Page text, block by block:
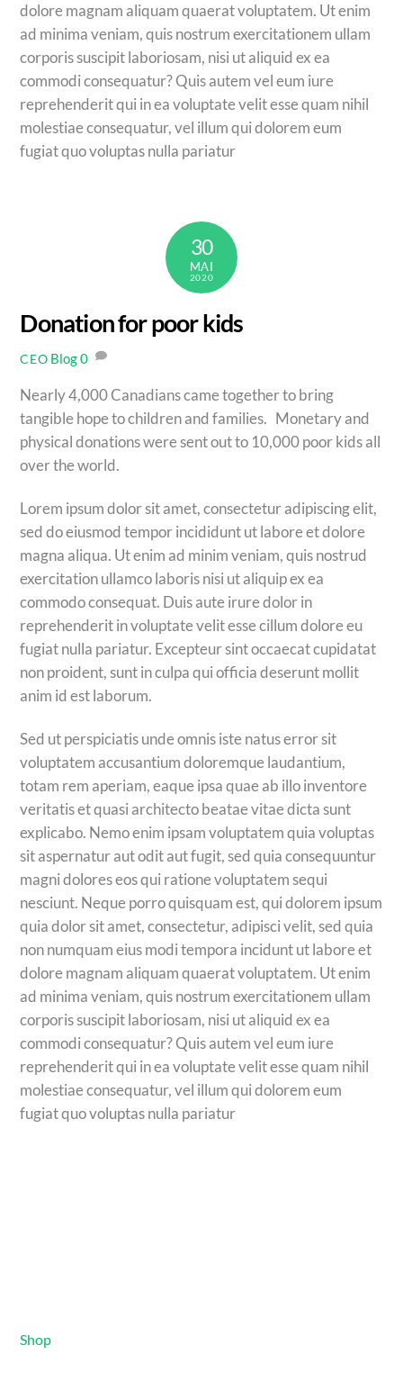
dolore magnam aliquam quaerat voluptatem. Ut enim
ad minima veniam, quis nostrum exercitationem ullam
corporis suscipit laboriosam, nisi ut aliquid ex ea
commodi consequatur? Quis autem vel eum iure
reprehenderit qui in ea voluptate velit esse quam nihil
molestiae consequatur, vel illum qui dolorem eum
fugiat quo voluptas nulla pariatur
30
MAI
2020
Donation for poor kids
CEO Blog0
Nearly 4,000 Canadians came together to bring
tangible hope to children and families. Monetary and
physical donations were sent out to 10,000 poor kids all
over the world.
Lorem ipsum dolor sit amet, consectetur adipiscing elit,
sed do eiusmod tempor incididunt ut labore et dolore
magna aliqua. Ut enim ad minim veniam, quis nostrud
exercitation ullamco laboris nisi ut aliquip ex ea
commodo consequat. Duis aute irure dolor in
reprehenderit in voluptate velit esse cillum dolore eu
fugiat nulla pariatur. Excepteur sint occaecat cupidatat
non proident, sunt in culpa qui officia deserunt mollit
anim id est laborum.
Sed ut perspiciatis unde omnis iste natus error sit
voluptatem accusantium doloremque laudantium,
totam rem aperiam, eaque ipsa quae ab illo inventore
veritatis et quasi architecto beatae vitae dicta sunt
explicabo. Nemo enim ipsam voluptatem quia voluptas
sit aspernatur aut odit aut fugit, sed quia consequuntur
magni dolores eos qui ratione voluptatem sequi
nesciunt. Neque porro quisquam est, qui dolorem ipsum
quia dolor sit amet, consectetur, adipisci velit, sed quia
non numquam eius modi tempora incidunt ut labore et
dolore magnam aliquam quaerat voluptatem. Ut enim
ad minima veniam, quis nostrum exercitationem ullam
corporis suscipit laboriosam, nisi ut aliquid ex ea
commodi consequatur? Quis autem vel eum iure
reprehenderit qui in ea voluptate velit esse quam nihil
molestiae consequatur, vel illum qui dolorem eum
fugiat quo voluptas nulla pariatur
Shop